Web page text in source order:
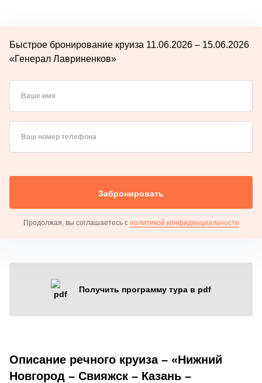
Быстрое бронирование круиза 11.06.2026 – 15.06.2026
«Генерал Лавриненков»
Ваше имя
Ваш номер телефона
Забронировать
Продолжая, вы соглашаетесь с политикой конфиденциальности
Получить программу тура в pdf
Описание речного круиза – «Нижний
Новгород – Свияжск – Казань –